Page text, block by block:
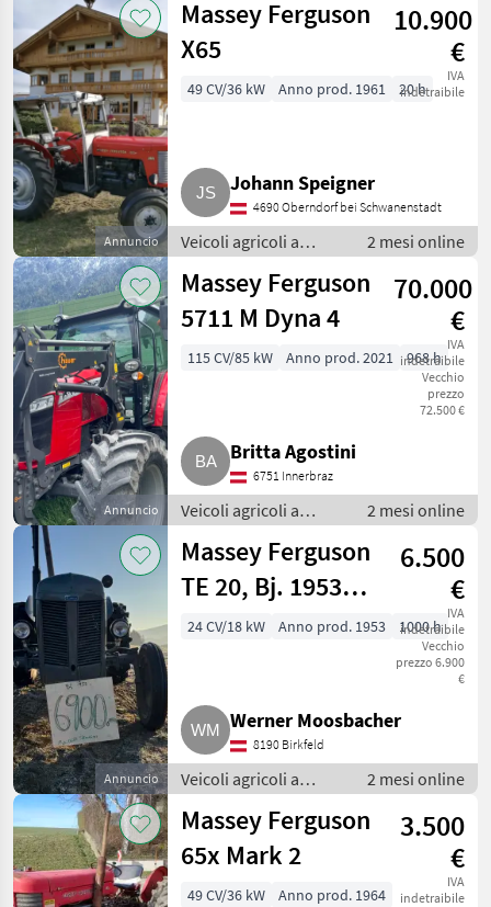
MARKETPLACE
Marketplace
Offerte dei
rivenditori
Annunci
agricolo
Annuncio
Massey Ferguson
X65
10.900
€
IVA
indetraibile
49 CV/36 kW Anno prod. 1961 20 h
Johann Speigner
4690 Oberndorf bei Schwanenstadt
Veicoli agricoli a
motore / Caricatore
agricolo
2 mesi online
Annuncio
Massey Ferguson
5711 M Dyna 4
70.000
€
IVA
indetraibile
Vecchio
prezzo
72.500 €
115 CV/85 kW Anno prod. 2021 968 h
Britta Agostini
6751 Innerbraz
Veicoli agricoli a
motore / Caricatore
agricolo
2 mesi online
Annuncio
Massey Ferguson
TE 20, Bj. 1953,
Benzinmotor
6.500
€
IVA
indetraibile
Vecchio
prezzo 6.900
€
24 CV/18 kW Anno prod. 1953 1000 h
Werner Moosbacher
8190 Birkfeld
Veicoli agricoli a
motore / Caricatore
agricolo
2 mesi online
Massey Ferguson
65x Mark 2
3.500
€
IVA
indetraibile
49 CV/36 kW Anno prod. 1964